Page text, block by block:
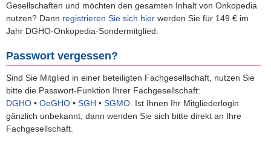
Gesellschaften und möchten den gesamten Inhalt von Onkopedia
nutzen? Dann registrieren Sie sich hier werden Sie für 149 € im
Jahr DGHO-Onkopedia-Sondermitglied.
Passwort vergessen?
Sind Sie Mitglied in einer beteiligten Fachgesellschaft, nutzen Sie
bitte die Passwort-Funktion Ihrer Fachgesellschaft:
DGHO • OeGHO • SGH • SGMO Ist Ihnen Ihr Mitgliederlogin
gänzlich unbekannt, dann wenden Sie sich bitte direkt an Ihre
Fachgesellschaft.